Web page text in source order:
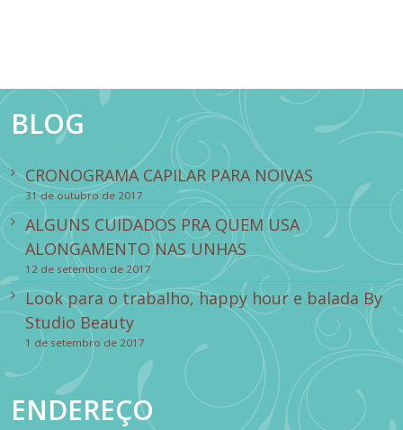
BLOG
CRONOGRAMA CAPILAR PARA NOIVAS
31 de outubro de 2017
ALGUNS CUIDADOS PRA QUEM USA
ALONGAMENTO NAS UNHAS
12 de setembro de 2017
Look para o trabalho, happy hour e balada By
Studio Beauty
1 de setembro de 2017
ENDEREÇO